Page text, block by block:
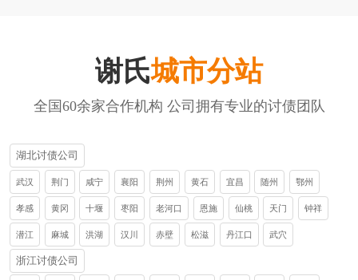
谢氏城市分站
全国60余家合作机构 公司拥有专业的讨债团队
湖北讨债公司
武汉 荆门 咸宁 襄阳 荆州 黄石 宜昌 随州 鄂州
孝感 黄冈 十堰 枣阳 老河口 恩施 仙桃 天门 钟祥
潜江 麻城 洪湖 汉川 赤壁 松滋 丹江口 武穴
浙江讨债公司